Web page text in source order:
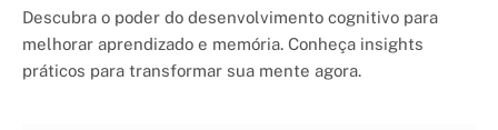
Descubra o poder do desenvolvimento cognitivo para
melhorar aprendizado e memória. Conheça insights
práticos para transformar sua mente agora.